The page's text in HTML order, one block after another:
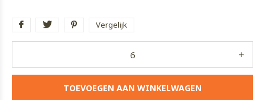
Vergelijk
TOEVOEGEN AAN WINKELWAGEN